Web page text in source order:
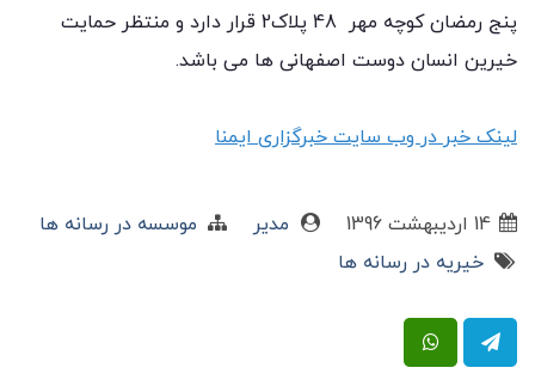
پنج رمضان کوچه مهر 48 پلاک2 قرار دارد و منتظر حمایت
خیرین انسان دوست اصفهانی ها می باشد.
لینک خبر در وب سایت خبرگزاری ایمنا
مدیر
موسسه در رسانه ها
خیریه در رسانه ها